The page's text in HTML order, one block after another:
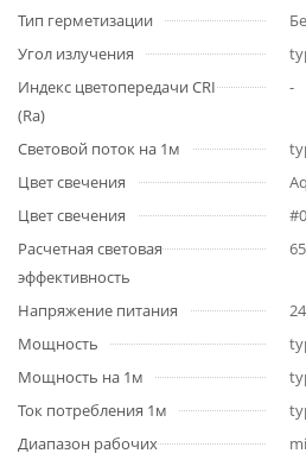
Тип герметизации
Угол излучения
Индекс цветопередачи CRI
(Ra)
-
Световой поток на 1м
Цвет свечения
Цвет свечения
Расчетная световая
эффективность
Напряжение питания
Мощность
Мощность на 1м
Ток потребления 1м
Диапазон рабочих